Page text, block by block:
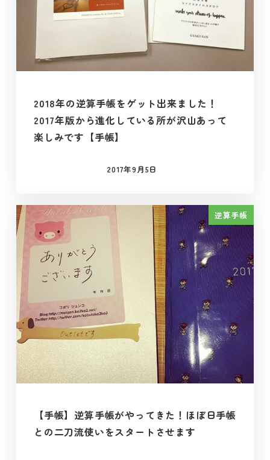
2018年の逆算手帳をゲット出来ました！
2017年版から進化している所が沢山あって
楽しみです【手帳】
投稿日
2017年9月5日
逆算手帳
【手帳】逆算手帳がやってきた！ほぼ日手帳
との二刀流使いをスタートさせます